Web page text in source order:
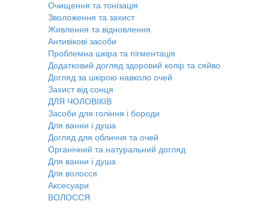
Очищення та тонізація
Зволоження та захист
Живлення та відновлення
Антивікові засоби
Проблемна шкіра та пігментація
Додатковий догляд здоровий колір та сяйво
Догляд за шкірою навколо очей
Захист від сонця
ДЛЯ ЧОЛОВІКІВ
Засоби для гоління і бороди
Для ванни і душа
Догляд для обличчя та очей
Органічний та натуральний догляд
Для ванни і душа
Для волосся
Аксесуари
ВОЛОССЯ